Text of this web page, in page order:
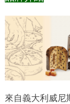
來自義大利威尼